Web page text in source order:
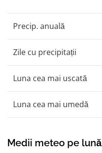
Precip. anuală
Zile cu precipitații
Luna cea mai uscată
Luna cea mai umedă
Medii meteo pe lună